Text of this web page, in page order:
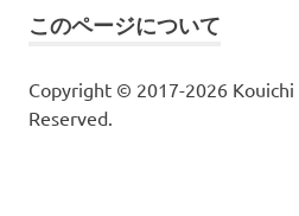
このページについて
Copyright © 2017-2026
Reserved.